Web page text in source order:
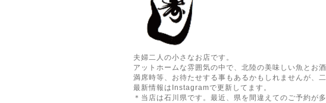
夫婦二人の小さなお店です。
アットホームな雰囲気の中で、北陸の美味しい魚とお
満席時等、お待たせする事もあるかもしれませんが、
最新情報はInstagramで更新してます。
＊当店は石川県です。最近、県を間違えてのご予約が